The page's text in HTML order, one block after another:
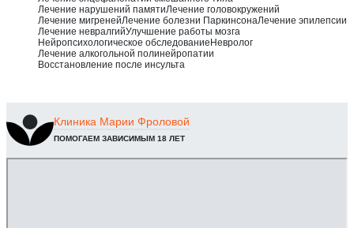
Лечение нарушений памятиЛечение головокружений
Лечение мигренейЛечение болезни ПаркинсонаЛечение эпилепсии
Лечение невралгийУлучшение работы мозга
Нейропсихологическое обследованиеНевролог
Лечение алкогольной полинейропатии
Восстановление после инсульта
Клиника Марии Фроловой
ПОМОГАЕМ ЗАВИСИМЫМ 18 ЛЕТ